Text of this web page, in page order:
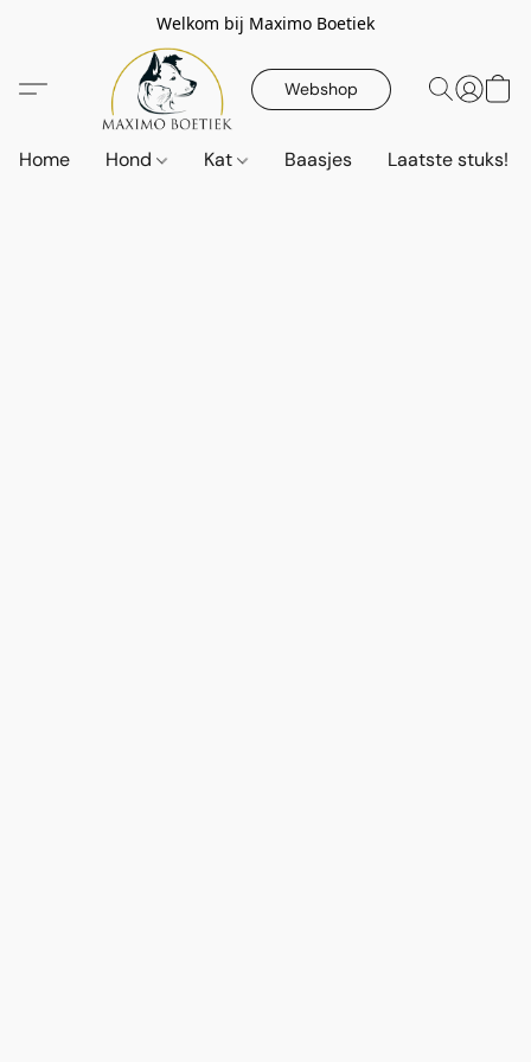
Welkom bij Maximo Boetiek
Webshop
Home Hond Kat Baasjes Laatste stuks!